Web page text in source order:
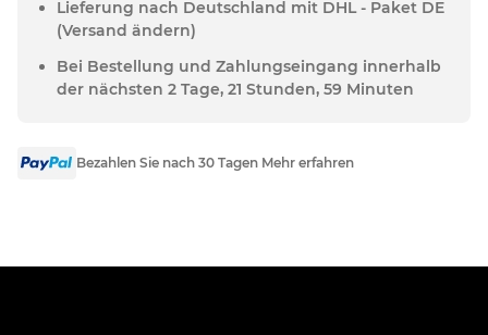
Lieferung nach Deutschland mit DHL - Paket DE
(Versand ändern)
Bei Bestellung und Zahlungseingang innerhalb
der nächsten 2 Tage, 21 Stunden, 59 Minuten
Bezahlen Sie nach 30 Tagen Mehr erfahren